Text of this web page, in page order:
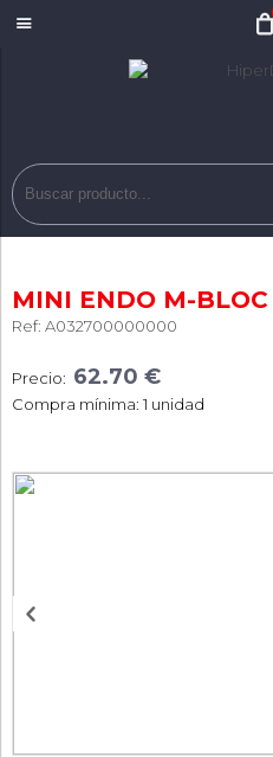
MINI ENDO M-
Ref: A032700000000
Precio: 62.70 €
Compra mínima: 1 unidad